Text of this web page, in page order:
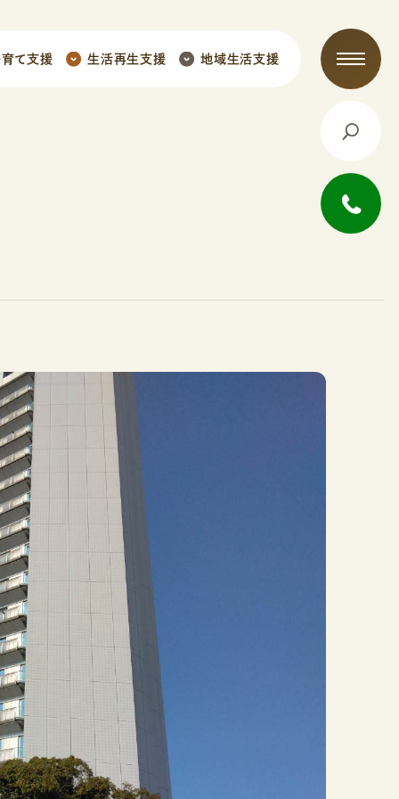
て支援 生活再生支援 地域生活支援